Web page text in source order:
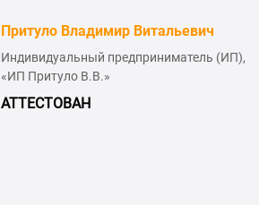
Притуло Владимир Витальевич
Индивидуальный предприниматель (ИП),
«ИП Притуло В.В.»
АТТЕСТОВАН